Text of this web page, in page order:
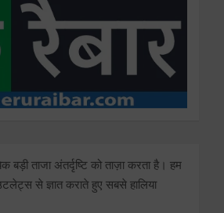
बड़ी ताजा अंतर्दृष्टि को ताज़ा करता है। हम
से ज्ञात कराते हुए सबसे हालिया